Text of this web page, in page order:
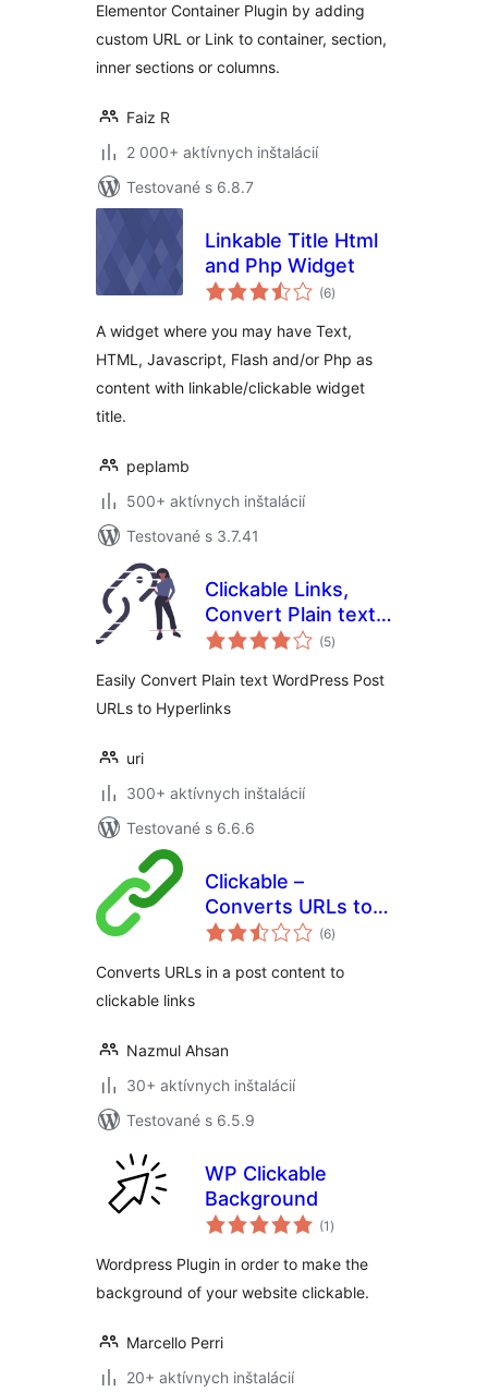
Elementor Container Plugin by adding
custom URL or Link to container, section,
inner sections or columns.
Faiz R
2 000+ aktívnych inštalácií
Testované s 6.8.7
Linkable Title Html
and Php Widget
(6celkové
hodnotenie
)
A widget where you may have Text,
HTML, Javascript, Flash and/or Php as
content with linkable/clickable widget
title.
peplamb
500+ aktívnych inštalácií
Testované s 3.7.41
Clickable Links,
Convert Plain text
Post URLs to(5celkové
hodnotenie
)
Easily Convert Plain text WordPress Post
URLs to Hyperlinks
uri
300+ aktívnych inštalácií
Testované s 6.6.6
Clickable –
Converts URLs to
clickable links
(6celkové
hodnotenie
)
Converts URLs in a post content to
clickable links
Nazmul Ahsan
30+ aktívnych inštalácií
Testované s 6.5.9
WP Clickable
Background
(1 celkové
hodnotenie
)
Wordpress Plugin in order to make the
background of your website clickable.
Marcello Perri
20+ aktívnych inštalácií